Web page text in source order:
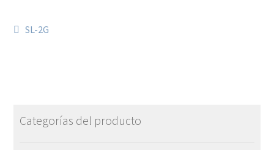
SL-2G
Categorías del producto